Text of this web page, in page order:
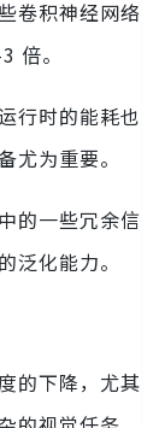
卷积神经网络
倍。
行时的能耗也
尤为重要。
的一些冗余信
泛化能力。
的下降，尤其